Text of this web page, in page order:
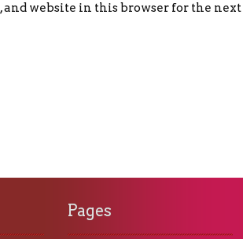
and website in this browser for the
Pages